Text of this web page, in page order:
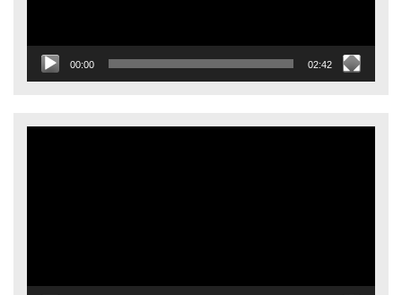
00:00 02:42